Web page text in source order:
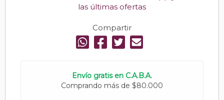
las últimas ofertas
Compartir
Envío gratis en C.A.B.A.
Comprando más de $80.000